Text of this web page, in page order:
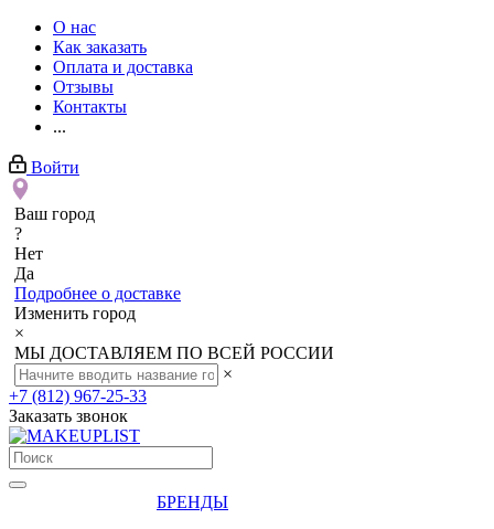
О нас
Как заказать
Оплата и доставка
Отзывы
Контакты
...
Войти
Ваш город
?
Нет
Да
Подробнее о доставке
Изменить город
×
МЫ ДОСТАВЛЯЕМ ПО ВСЕЙ РОССИИ
×
+7 (812) 967-25-33
Заказать звонок
БРЕНДЫ